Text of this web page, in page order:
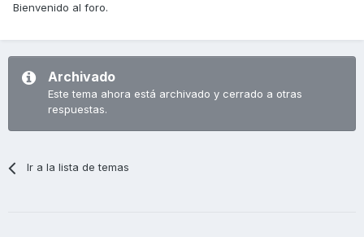
Bienvenido al foro.
Archivado
Este tema ahora está archivado y cerrado a otras
respuestas.
Ir a la lista de temas